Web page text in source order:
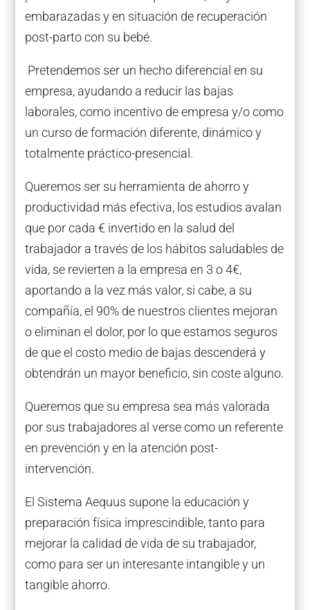
embarazadas y en situación de recuperación
post-parto con su bebé.
Pretendemos ser un hecho diferencial en su
empresa, ayudando a reducir las bajas
laborales, como incentivo de empresa y/o como
un curso de formación diferente, dinámico y
totalmente práctico-presencial.
Queremos ser su herramienta de ahorro y
productividad más efectiva, los estudios avalan
que por cada € invertido en la salud del
trabajador a través de los hábitos saludables de
vida, se revierten a la empresa en 3 o 4€,
aportando a la vez más valor, si cabe, a su
compañía, el 90% de nuestros clientes mejoran
o eliminan el dolor, por lo que estamos seguros
de que el costo medio de bajas descenderá y
obtendrán un mayor beneficio, sin coste alguno.
Queremos que su empresa sea más valorada
por sus trabajadores al verse como un referente
en prevención y en la atención post-
intervención.
El Sistema Aequus supone la educación y
preparación física imprescindible, tanto para
mejorar la calidad de vida de su trabajador,
como para ser un interesante intangible y un
tangible ahorro.